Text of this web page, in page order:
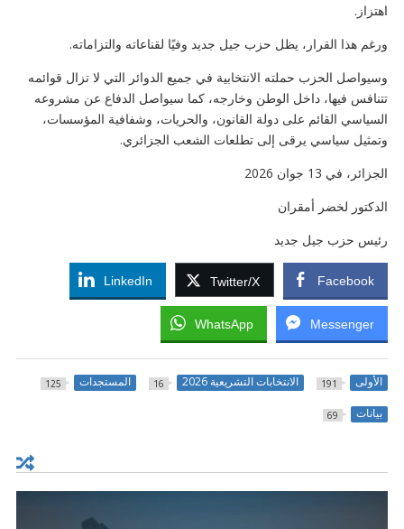
اهتزاز.
ورغم هذا القرار، يظل حزب جيل جديد وفيًا لقناعاته والتزاماته.
وسيواصل الحزب حملته الانتخابية في جميع الدوائر التي لا تزال قوائمه
تتنافس فيها، داخل الوطن وخارجه، كما سيواصل الدفاع عن مشروعه
السياسي القائم على دولة القانون، والحريات، وشفافية المؤسسات،
وتمثيل سياسي يرقى إلى تطلعات الشعب الجزائري.
الجزائر، في 13 جوان 2026
الدكتور لخضر أمقران
رئيس حزب جيل جديد
Facebook
Twitter/X
LinkedIn
Messenger
WhatsApp
الأولى 191 الانتخابات التشريعية 2026 16 المستجدات 125
بيانات 69